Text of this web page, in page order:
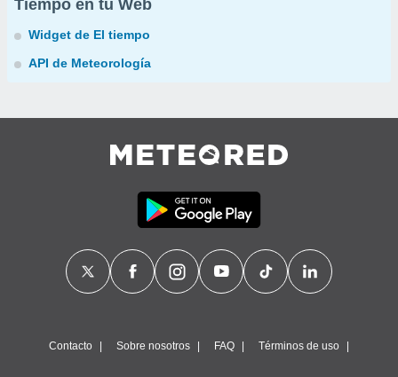
Tiempo en tu Web
Widget de El tiempo
API de Meteorología
Contacto Sobre nosotros FAQ Términos de uso